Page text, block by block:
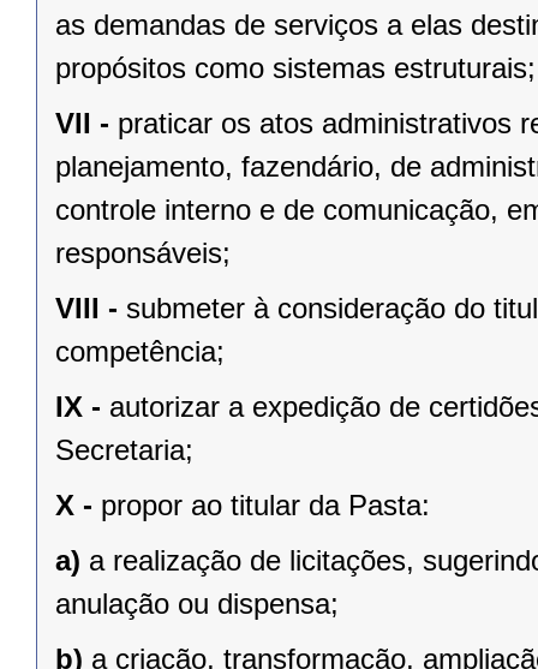
as demandas de serviços a elas
propósitos como sistemas estruturais;
VII - praticar os atos administrativos
planejamento, fazendário, de
controle interno e de comunicação,
responsáveis;
VIII - submeter à consideração do
competência;
IX - autorizar a expedição de
Secretaria;
X - propor ao titular da Pasta:
a) a realização de licitações,
anulação ou dispensa;
b) a criação, transformação,